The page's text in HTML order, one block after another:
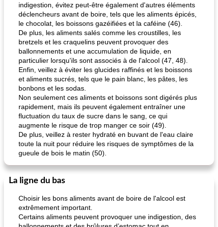
pouding au chocolat maison
indigestion, évitez peut-être également d'autres éléments
déclencheurs avant de boire, tels que les aliments épicés,
le chocolat, les boissons gazéifiées et la caféine (46).
De plus, les aliments salés comme les croustilles, les
bretzels et les craquelins peuvent provoquer des
ballonnements et une accumulation de liquide, en
particulier lorsqu'ils sont associés à de l'alcool (47, 48).
Enfin, veillez à éviter les glucides raffinés et les boissons
et aliments sucrés, tels que le pain blanc, les pâtes, les
bonbons et les sodas.
Non seulement ces aliments et boissons sont digérés plus
rapidement, mais ils peuvent également entraîner une
fluctuation du taux de sucre dans le sang, ce qui
augmente le risque de trop manger ce soir (49).
De plus, veillez à rester hydraté en buvant de l'eau claire
toute la nuit pour réduire les risques de symptômes de la
gueule de bois le matin (50).
La ligne du bas
Choisir les bons aliments avant de boire de l'alcool est
extrêmement important.
Certains aliments peuvent provoquer une indigestion, des